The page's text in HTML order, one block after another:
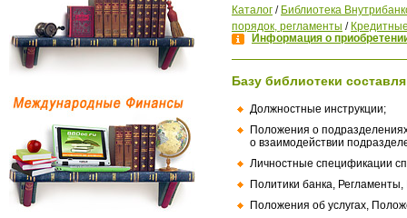
Каталог / Библиотека
порядок, регламенты /
Информация о
Базу библиотеки
Должностные инструкции;
Положения о
о взаимодействии
Личностные спецификации
Политики банка,
Положения об услугах,